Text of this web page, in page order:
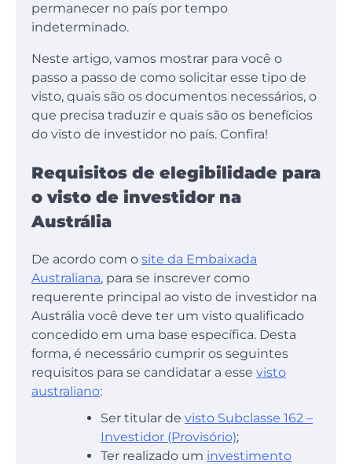
permanecer no país por tempo
indeterminado.
Neste artigo, vamos mostrar para você o
passo a passo de como solicitar esse tipo de
visto, quais são os documentos necessários, o
que precisa traduzir e quais são os benefícios
do visto de investidor no país. Confira!
Requisitos de elegibilidade para
o visto de investidor na
Austrália
De acordo com o site da Embaixada
Australiana, para se inscrever como
requerente principal ao visto de investidor na
Austrália você deve ter um visto qualificado
concedido em uma base específica. Desta
forma, é necessário cumprir os seguintes
requisitos para se candidatar a esse visto
australiano:
Ser titular de visto Subclasse 162 –
Investidor (Provisório);
Ter realizado um investimento